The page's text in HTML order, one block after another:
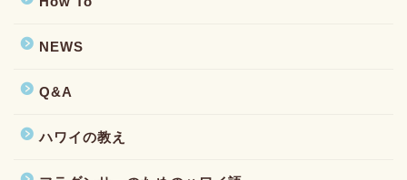
NEWS
Q&A
ハワイの教え